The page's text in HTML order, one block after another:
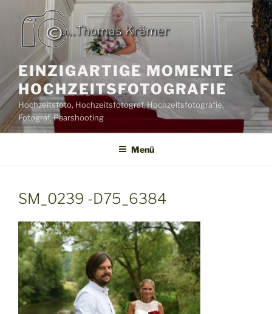
Inhalt
springen
EINZIGARTIGE MOMENTE
HOCHZEITSFOTOGRAFIE
Hochzeitsfoto, Hochzeitsfotograf, Hochzeitsfotografie,
Fotograf, Paarshooting
Menü
SM_0239 -D75_6384